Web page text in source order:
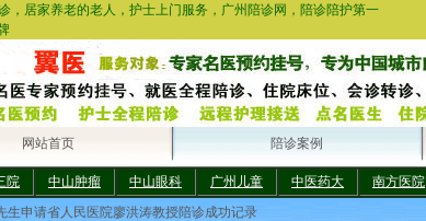
居家养老的老人，护士上门服务，广州陪诊网，陪诊陪护第一
网站首页 陪诊案例
院 中山肿瘤 中山眼科 广州儿童 中医药大 南方医院
生申请省人民医院廖洪涛教授陪诊成功记录